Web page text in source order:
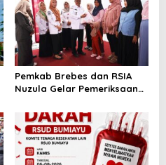
Pemkab Brebes dan RSIA
Nuzula Gelar Pemeriksaan
Perkuat Kesehatan Ibu dan
Bayi